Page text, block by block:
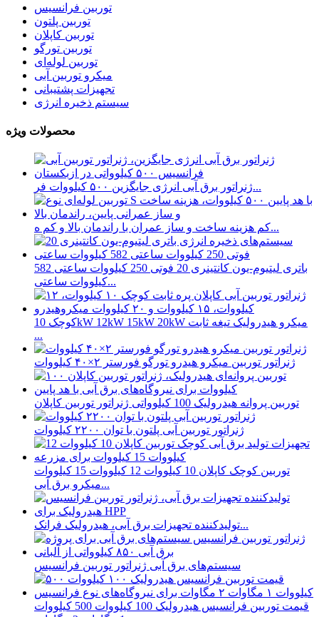
توربین فرانسیس
توربین پلتون
توربین کاپلان
توربین تورگو
توربین لوله‌ای
میکرو توربین آبی
تجهیزات پشتیبانی
سیستم ذخیره انرژی
محصولات ویژه
ژنراتور برق آبی انرژی جایگزین ۵۰۰ کیلووات فر...
کم هزینه ساخت و ساز عمران با راندمان بالا و کم ه...
باتری لیتیوم-یون کانتینری 20 فوتی 250 کیلووات ساعتی 582
کیلووات ساعتی...
کوچک 10kW 12kW 15kW 20kW میکرو هیدرولیک تیغه ثابت
...
ژنراتور توربین میکرو هیدرو تورگو فورستر ۲×۴۰ کیلووات
توربین پروانه هیدرولیک 100 کیلوواتی ژنراتور توربین کاپلان
ژنراتور توربین آبی پلتون با توان ۲۲۰۰ کیلووات
توربین کوچک کاپلان 10 کیلووات 12 کیلووات 15 کیلووات
میکرو برق آبی...
تولیدکننده تجهیزات برق آبی، هیدرولیک فرانک...
سیستم‌های برق آبی ژنراتور توربین فرانسیس
قیمت توربین فرانسیس هیدرولیک 100 کیلووات 500 کیلووات